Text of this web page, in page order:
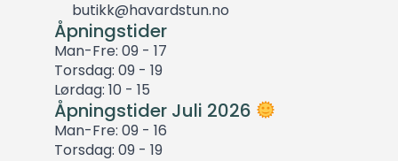
butikk@havardstun.no
Åpningstider
Man-Fre: 09 - 17
Torsdag: 09 - 19
Lørdag: 10 - 15
Åpningstider Juli 2026
Man-Fre: 09 - 16
Torsdag: 09 - 19